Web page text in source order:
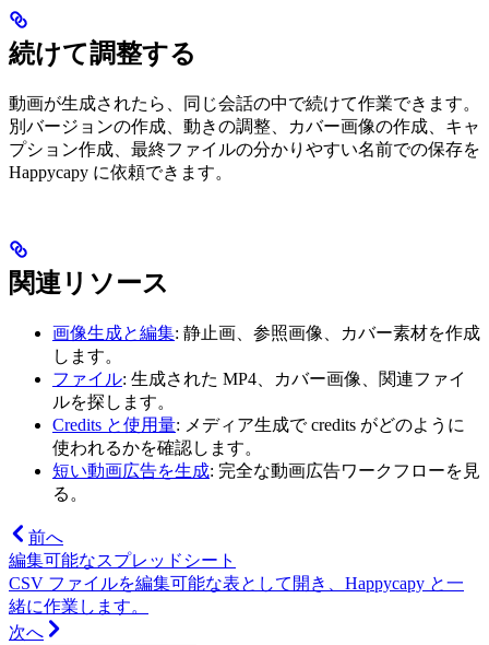
続けて調整する
動画が生成されたら、同じ会話の中で続けて作業できます。
別バージョンの作成、動きの調整、カバー画像の作成、キャ
プション作成、最終ファイルの分かりやすい名前での保存を
Happycapy に依頼できます。
関連リソース
画像生成と編集: 静止画、参照画像、カバー素材を作成
します。
ファイル: 生成された MP4、カバー画像、関連ファイ
ルを探します。
Credits と使用量: メディア生成で credits がどのように
使われるかを確認します。
短い動画広告を生成: 完全な動画広告ワークフローを見
る。
前へ
編集可能なスプレッドシート
CSV ファイルを編集可能な表として開き、Happycapy と一
緒に作業します。
次へ